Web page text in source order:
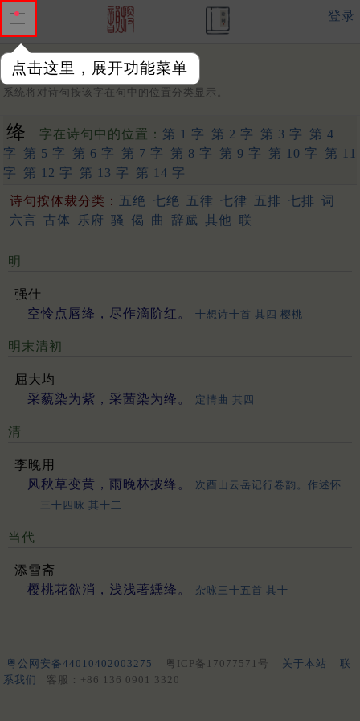
点击这里，展开功能菜单
登录
字：
系统将对诗句按该字在句中的位置分类显示。
绛 字在诗句中的位置： 第 1 字 第 2 字 第 3 字
第 4
字
第 5 字 第 6 字 第 7 字 第 8 字 第 9 字 第 10 字
第 11
字
第 12 字 第 13 字 第 14 字
诗句按体裁分类： 五绝 七绝 五律 七律 五排 七排 词
六言 古体 乐府 骚 偈 曲 辞赋 其他 联
明
强仕
空怜点唇绛，尽作滴阶红。
十想诗十首 其四 樱桃
明末清初
屈大均
采藐染为紫，采茜染为绛。
定情曲 其四
清
李晚用
风秋草变黄，雨晚林披绛。
次酉山云岳记行卷韵。作述怀
三十四咏 其十二
当代
添雪斋
樱桃花欲消，浅浅著纁绛。
杂咏三十五首 其十
粤公网安备44010402003275 粤ICP备17077571号 关于本站
联
系我们
客服：+86 136 0901 3320